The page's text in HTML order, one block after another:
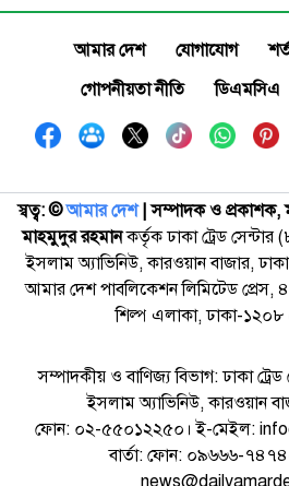
আমার দেশ যোগাযোগ
গোপনীয়তা নীতি
ডিএমসিএ
স্বত্ব: ©️আমার দেশ| সম্পাদক ও প্রকাশক,
মাহমুদুর রহমানকর্তৃক ঢাকা ট্রেড
ইসলাম অ্যাভিনিউ, কারওয়ান বাজার,
আমার দেশ পাবলিকেশন লিমিটেড
শিল্প এলাকা, ঢাকা-১২০৮
সম্পাদকীয় ও বাণিজ্য বিভাগ: ঢাকা
ইসলাম অ্যাভিনিউ, কারওয়ান
ফোন: ০২-৫৫০১২২৫০। ই-মেইল:
বার্তা: ফোন: ০৯৬৬৬-